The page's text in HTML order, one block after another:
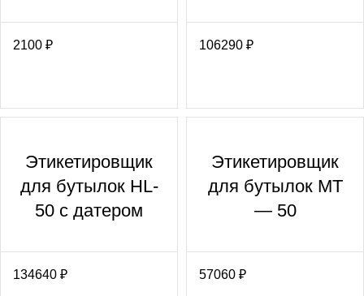
2100 ₽ 106290 ₽
Этикетировщик
для бутылок HL-
50 с датером
134640 ₽
Этикетировщик
для бутылок MT
— 50
57060 ₽